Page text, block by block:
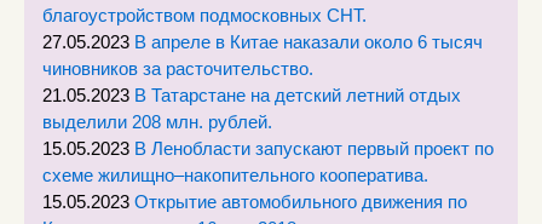
благоустройством подмосковных СНТ.
27.05.2023 В апреле в Китае наказали около 6 тысяч
чиновников за расточительство.
21.05.2023 В Татарстане на детский летний отдых
выделили 208 млн. рублей.
15.05.2023 В Ленобласти запускают первый проект по
схеме жилищно–накопительного кооператива.
15.05.2023 Открытие автомобильного движения по